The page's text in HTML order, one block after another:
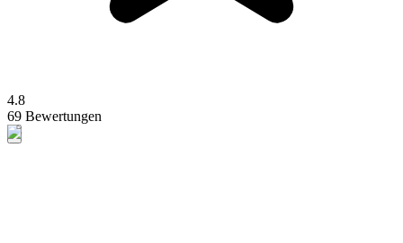
4.8
69 Bewertungen